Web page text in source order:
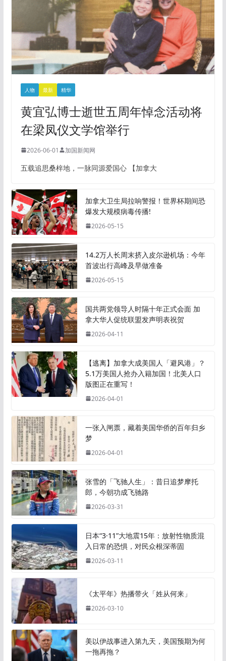
人物 最新 精华
黄宜弘博士逝世五周年悼念活动将
在梁凤仪文学馆举行
2026-06-01 加国新闻网
五载追思桑梓地，一脉同源爱国心 【加拿大
加拿大卫生局拉响警报！世界杯期间恐
爆发大规模病毒传播!
2026-05-15
14.2万人长周末挤入皮尔逊机场：今年
首波出行高峰及早做准备
2026-05-15
国共两党领导人时隔十年正式会面 加
拿大华人促统联盟发声明表祝贺
2026-04-11
【逃离】加拿大成美国人「避风港」？
5.1万美国人抢办入籍加国！北美人口
版图正在重写！
2026-04-01
一张入闸票，藏着美国华侨的百年归乡
梦
2026-04-01
张雪的「飞驰人生」：昔日追梦摩托
郎，今朝功成飞驰路
2026-03-31
日本“3·11”大地震15年：放射性物质混
入日常的恐惧，对民众根深蒂固
2026-03-11
《太平年》热播带火「姓从何来」
2026-03-10
美以伊战事进入第九天，美国预期为何
一拖再拖？